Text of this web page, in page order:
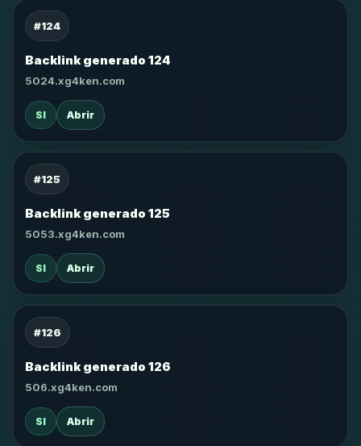
#124
Backlink generado 124
5024.xg4ken.com
SI Abrir
#125
Backlink generado 125
5053.xg4ken.com
SI Abrir
#126
Backlink generado 126
506.xg4ken.com
SI Abrir